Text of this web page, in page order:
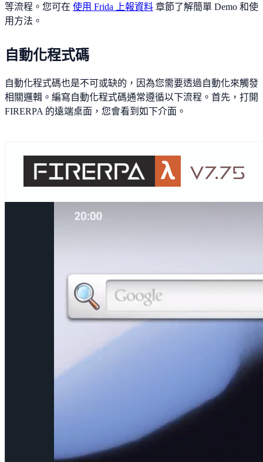
等流程。您可在 使用 Frida 上報資料 章節了解簡單 Demo 和使
用方法。
自動化程式碼
自動化程式碼也是不可或缺的，因為您需要透過自動化來觸發
相關邏輯。編寫自動化程式碼通常遵循以下流程。首先，打開
FIRERPA 的遠端桌面，您會看到如下介面。